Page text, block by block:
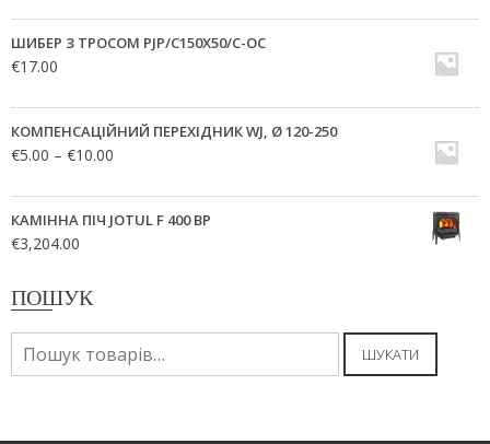
ШИБЕР З ТРОСОМ PJP/C150X50/C-OC
€17.00
КОМПЕНСАЦІЙНИЙ ПЕРЕХІДНИК WJ, Ø 120-250
€5.00 – €10.00
КАМІННА ПІЧ JOTUL F 400 BP
€3,204.00
ПОШУК
Шукати: ШУКАТИ